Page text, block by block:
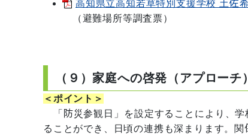
高知県立高知若草特別支援学校 土佐
（避難場所等調査票）
（９）家庭への啓発（アプローチ
＜ポイント＞
「防災参観日」を設定することにより、
ることができ、日頃の連携も深まります。